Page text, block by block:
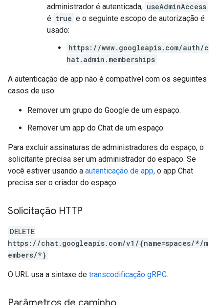
administrador é autenticada, useAdminAccess
é true e o seguinte escopo de autorização é
usado:
https://www.googleapis.com/auth/c
hat.admin.memberships
A autenticação de app não é compatível com os seguintes
casos de uso:
Remover um grupo do Google de um espaço.
Remover um app do Chat de um espaço.
Para excluir assinaturas de administradores do espaço, o
solicitante precisa ser um administrador do espaço. Se
você estiver usando a autenticação de app, o app Chat
precisa ser o criador do espaço.
Solicitação HTTP
DELETE
https://chat.googleapis.com/v1/{name=spaces/*/m
embers/*}
O URL usa a sintaxe de transcodificação gRPC.